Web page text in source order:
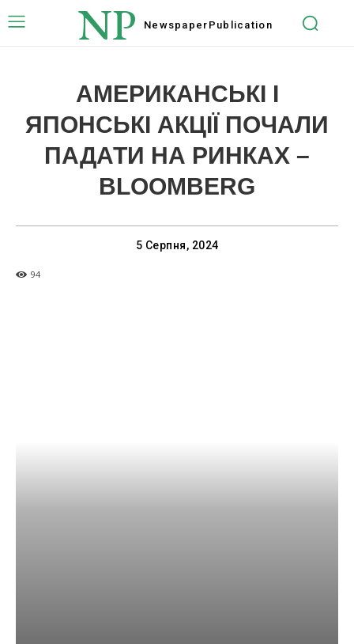
NP Newspaper Publication
АМЕРИКАНСЬКІ І
ЯПОНСЬКІ АКЦІЇ ПОЧАЛИ
ПАДАТИ НА РИНКАХ –
BLOOMBERG
5 Серпня, 2024
94